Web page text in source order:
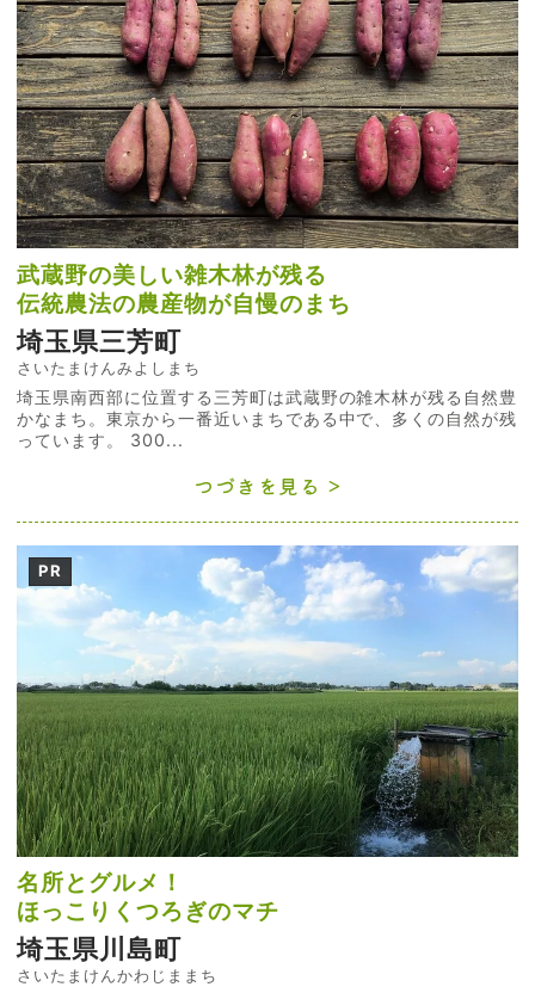
武蔵野の美しい雑木林が残る
伝統農法の農産物が自慢のまち
埼玉県三芳町
さいたまけんみよしまち
埼玉県南西部に位置する三芳町は武蔵野の雑木林が残る自然豊
かなまち。東京から一番近いまちである中で、多くの自然が残
っています。 300...
つづきを見る
PR
名所とグルメ！
ほっこりくつろぎのマチ
埼玉県川島町
さいたまけんかわじままち